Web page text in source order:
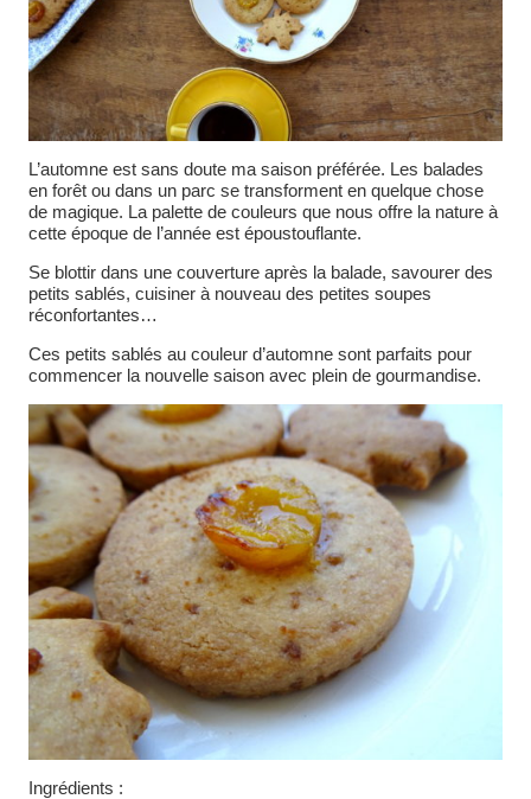
L’automne est sans doute ma saison préférée. Les balades
en forêt ou dans un parc se transforment en quelque chose
de magique. La palette de couleurs que nous offre la nature à
cette époque de l’année est époustouflante.
Se blottir dans une couverture après la balade, savourer des
petits sablés, cuisiner à nouveau des petites soupes
réconfortantes…
Ces petits sablés au couleur d’automne sont parfaits pour
commencer la nouvelle saison avec plein de gourmandise.
Ingrédients :